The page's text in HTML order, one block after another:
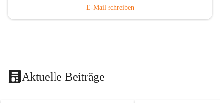
E-Mail schreiben
Aktuelle Beiträge